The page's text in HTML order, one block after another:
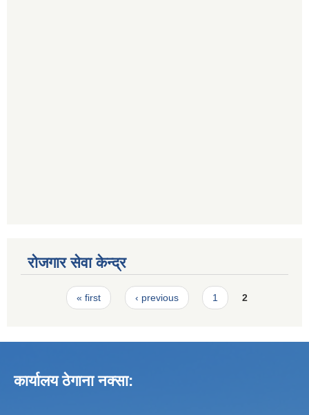
रोजगार सेवा केन्द्र
Pages« first ‹ previous 1 2
कार्यालय ठेगाना नक्सा: